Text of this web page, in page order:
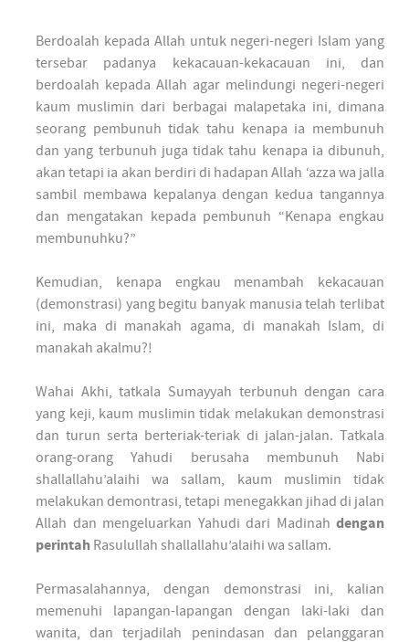
Berdoalah kepada Allah untuk negeri-negeri Islam yang
tersebar padanya kekacauan-kekacauan ini, dan
berdoalah kepada Allah agar melindungi negeri-negeri
kaum muslimin dari berbagai malapetaka ini, dimana
seorang pembunuh tidak tahu kenapa ia membunuh
dan yang terbunuh juga tidak tahu kenapa ia dibunuh,
akan tetapi ia akan berdiri di hadapan Allah ‘azza wa jalla
sambil membawa kepalanya dengan kedua tangannya
dan mengatakan kepada pembunuh “Kenapa engkau
membunuhku?”
Kemudian, kenapa engkau menambah kekacauan
(demonstrasi) yang begitu banyak manusia telah terlibat
ini, maka di manakah agama, di manakah Islam, di
manakah akalmu?!
Wahai Akhi, tatkala Sumayyah terbunuh dengan cara
yang keji, kaum muslimin tidak melakukan demonstrasi
dan turun serta berteriak-teriak di jalan-jalan. Tatkala
orang-orang Yahudi berusaha membunuh Nabi
shallallahu’alaihi wa sallam, kaum muslimin tidak
melakukan demontrasi, tetapi menegakkan jihad di jalan
Allah dan mengeluarkan Yahudi dari Madinah dengan
perintah Rasulullah shallallahu’alaihi wa sallam.
Permasalahannya, dengan demonstrasi ini, kalian
memenuhi lapangan-lapangan dengan laki-laki dan
wanita, dan terjadilah penindasan dan pelanggaran